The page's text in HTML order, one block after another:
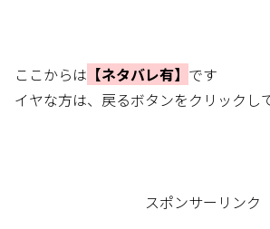
ここからは 【ネタバレ有】 です
イヤな方は、戻るボタンをクリックし
スポンサーリンク